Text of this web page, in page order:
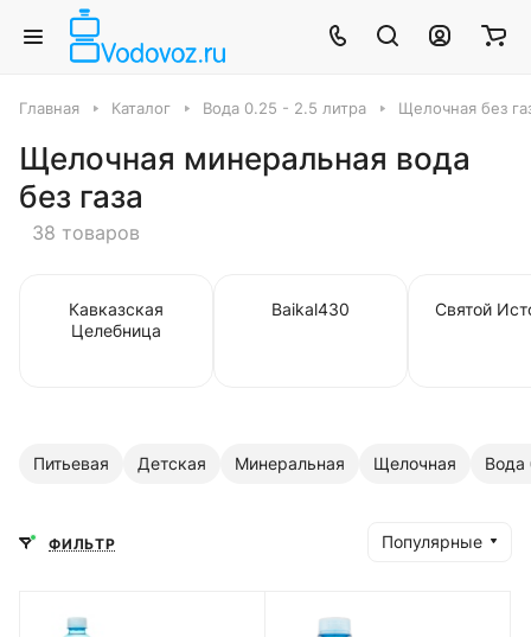
Главная Каталог Вода 0.25 - 2.5 литра Щелочная без
Щелочная минеральная вода
без газа
38 товаров
Кавказская
Целебница
Baikal430 Святой
Питьевая Детская Минеральная Щелочная Вода
ФИЛЬТР Популярные